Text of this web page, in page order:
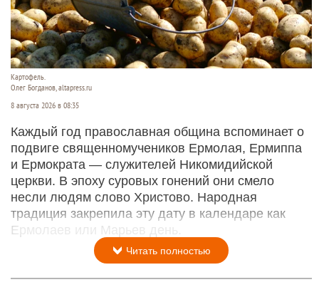
Картофель.
Олег Богданов, altapress.ru
8 августа 2026 в 08:35
Каждый год православная община вспоминает о
подвиге священномучеников Ермолая, Ермиппа
и Ермократа — служителей Никомидийской
церкви. В эпоху суровых гонений они смело
несли людям слово Христово. Народная
традиция закрепила эту дату в календаре как
Ермолаев или Марьев день.
Читать полностью